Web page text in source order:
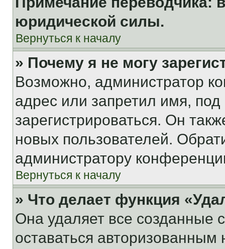
юридической силы.
Вернуться к началу
» Почему я не могу
Возможно, администратор
адрес или запретил имя,
зарегистрироваться. Он
новых пользователей.
администратору
Вернуться к началу
» Что делает функция
Она удаляет все созданные
оставаться